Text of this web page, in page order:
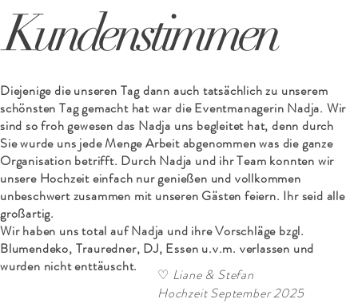
Kundenstimmen
Diejenige die unseren Tag dann auch tatsächlich zu unserem
schönsten Tag gemacht hat war die Eventmanagerin Nadja. Wir
sind so froh gewesen das Nadja uns begleitet hat, denn durch
Sie wurde uns jede Menge Arbeit abgenommen was die ganze
Organisation betrifft. Durch Nadja und ihr Team konnten wir
unsere Hochzeit einfach nur genießen und vollkommen
unbeschwert zusammen mit unseren Gästen feiern. Ihr seid alle
großartig.
Wir haben uns total auf Nadja und ihre Vorschläge bzgl.
Blumendeko, Trauredner, DJ, Essen u.v.m. verlassen und
wurden nicht enttäuscht.
♡ Liane & Stefan
Hochzeit September 2025